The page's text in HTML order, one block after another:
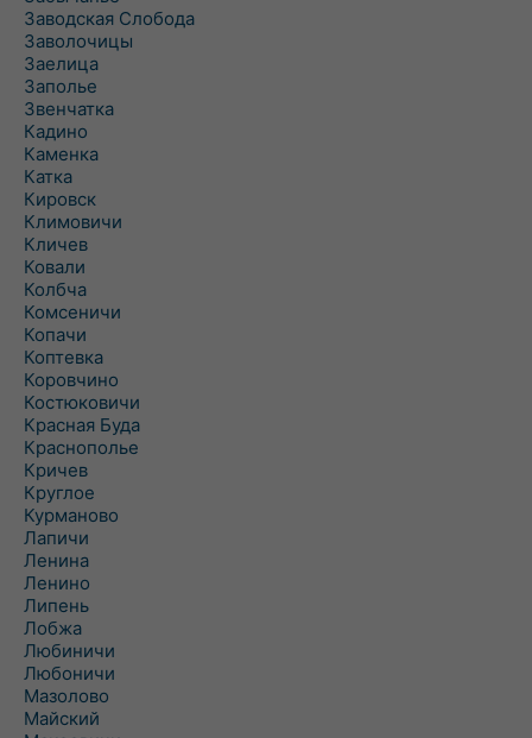
Заводская Слобода
Заволочицы
Заелица
Заполье
Звенчатка
Кадино
Каменка
Катка
Кировск
Климовичи
Кличев
Ковали
Колбча
Комсеничи
Копачи
Коптевка
Коровчино
Костюковичи
Красная Буда
Краснополье
Кричев
Круглое
Курманово
Лапичи
Ленина
Ленино
Липень
Лобжа
Любиничи
Любоничи
Мазолово
Майский